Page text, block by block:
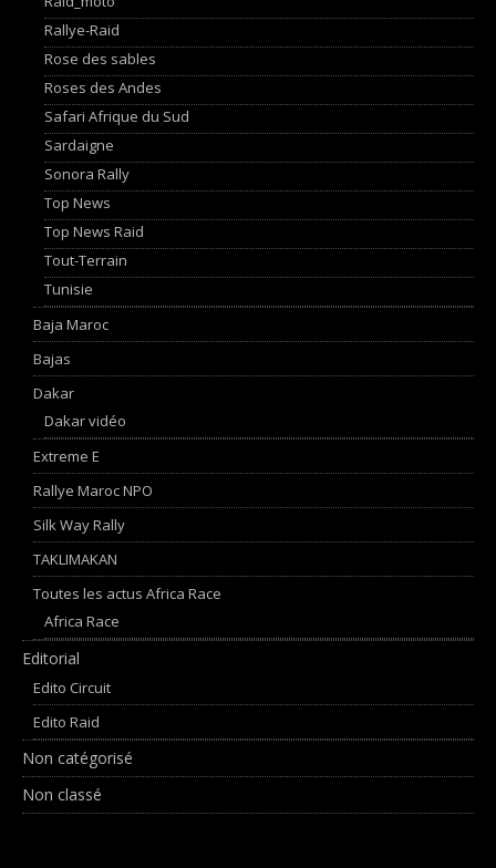
Rallye-Raid
Rose des sables
Roses des Andes
Safari Afrique du Sud
Sardaigne
Sonora Rally
Top News
Top News Raid
Tout-Terrain
Tunisie
Baja Maroc
Bajas
Dakar
Dakar vidéo
Extreme E
Rallye Maroc NPO
Silk Way Rally
TAKLIMAKAN
Toutes les actus Africa Race
Africa Race
Editorial
Edito Circuit
Edito Raid
Non catégorisé
Non classé